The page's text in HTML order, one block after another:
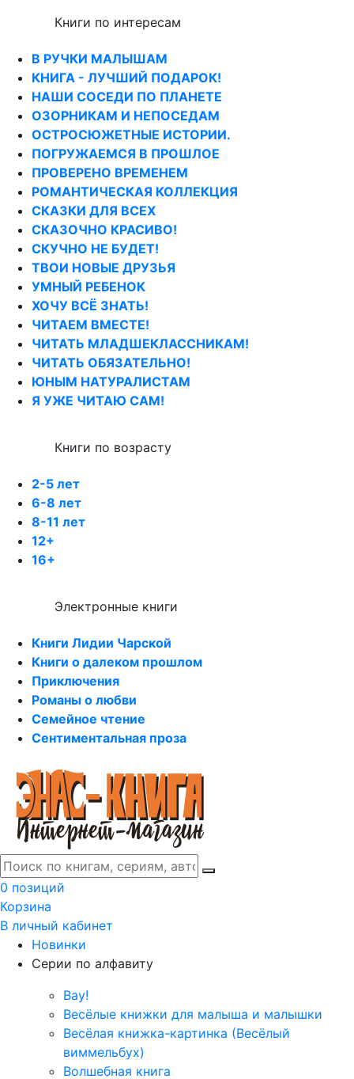
Книги по интересам
В РУЧКИ МАЛЫШАМ
КНИГА - ЛУЧШИЙ ПОДАРОК!
НАШИ СОСЕДИ ПО ПЛАНЕТЕ
ОЗОРНИКАМ И НЕПОСЕДАМ
ОСТРОСЮЖЕТНЫЕ ИСТОРИИ.
ПОГРУЖАЕМСЯ В ПРОШЛОЕ
ПРОВЕРЕНО ВРЕМЕНЕМ
РОМАНТИЧЕСКАЯ КОЛЛЕКЦИЯ
СКАЗКИ ДЛЯ ВСЕХ
СКАЗОЧНО КРАСИВО!
СКУЧНО НЕ БУДЕТ!
ТВОИ НОВЫЕ ДРУЗЬЯ
УМНЫЙ РЕБЕНОК
ХОЧУ ВСЁ ЗНАТЬ!
ЧИТАЕМ ВМЕСТЕ!
ЧИТАТЬ МЛАДШЕКЛАССНИКАМ!
ЧИТАТЬ ОБЯЗАТЕЛЬНО!
ЮНЫМ НАТУРАЛИСТАМ
Я УЖЕ ЧИТАЮ САМ!
Книги по возрасту
2-5 лет
6-8 лет
8-11 лет
12+
16+
Электронные книги
Книги Лидии Чарской
Книги о далеком прошлом
Приключения
Романы о любви
Семейное чтение
Сентиментальная проза
0 позиций
Корзина
В личный кабинет
Новинки
Серии по алфавиту
Вау!
Весёлые книжки для малыша и малышки
Весёлая книжка-картинка (Весёлый
виммельбух)
Волшебная книга